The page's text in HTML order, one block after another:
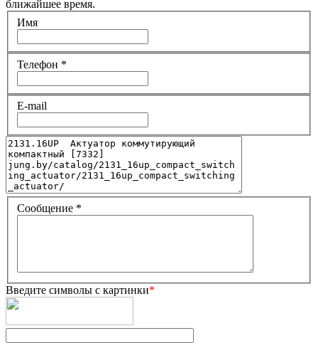
ближайшее время.
Имя
Телефон *
E-mail
Сообщение *
Введите символы с картинки*